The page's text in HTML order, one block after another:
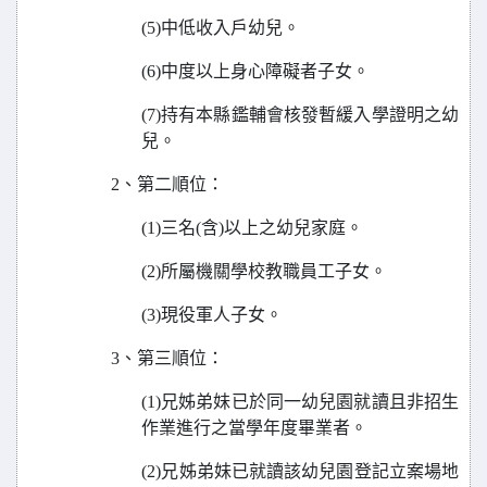
(5)中低收入戶幼兒。
(6)中度以上身心障礙者子女。
(7)持有本縣鑑輔會核發暫緩入學證明之幼
兒。
2 、第二順位：
(1)三名(含)以上之幼兒家庭。
(2)所屬機關學校教職員工子女。
(3)現役軍人子女。
3 、第三順位：
(1)兄姊弟妹已於同一幼兒園就讀且非招生
作業進行之當學年度畢業者。
(2)兄姊弟妹已就讀該幼兒園登記立案場地